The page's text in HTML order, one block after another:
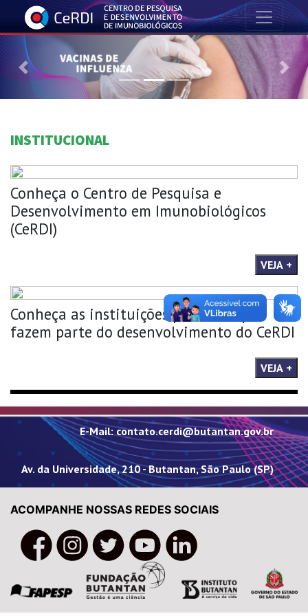
Previous Next
INSTITUCIONAL
Conheça o Centro de Pesquisa e
Desenvolvimento em Imunobiológicos
(CeRDI)
VEJA +
Conheça as instituições parceiras que
fazem parte do desenvolvimento do CeRDI
VEJA +
E-Mail: contato.cerdi@butantan.gov.br
Av. da Universidade, 210 - Butantan, São Paulo (SP)
ACOMPANHE NOSSAS REDES SOCIAIS